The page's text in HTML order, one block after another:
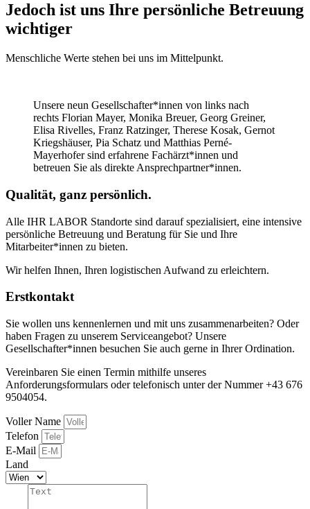
Jedoch ist uns Ihre persönliche Betreuung
wichtiger
Menschliche Werte stehen bei uns im Mittelpunkt.
Unsere neun Gesellschafter*innen von links nach
rechts Florian Mayer, Monika Breuer, Georg Greiner,
Elisa Rivelles, Franz Ratzinger, Therese Kosak, Gernot
Kriegshäuser, Pia Schatz und Matthias Perné-
Mayerhofer sind erfahrene Fachärzt*innen und
betreuen Sie als direkte Ansprechpartner*innen.
Qualität, ganz persönlich.
Alle IHR LABOR Standorte sind darauf spezialisiert, eine intensive
persönliche Betreuung und Beratung für Sie und Ihre
Mitarbeiter*innen zu bieten.
Wir helfen Ihnen, Ihren logistischen Aufwand zu erleichtern.
Erstkontakt
Sie wollen uns kennenlernen und mit uns zusammenarbeiten? Oder
haben Fragen zu unserem Serviceangebot? Unsere
Gesellschafter*innen besuchen Sie auch gerne in Ihrer Ordination.
Vereinbaren Sie einen Termin mithilfe unseres
Anforderungsformulars oder telefonisch unter der Nummer +43 676
9504054.
Voller Name
Telefon
E-Mail
Land